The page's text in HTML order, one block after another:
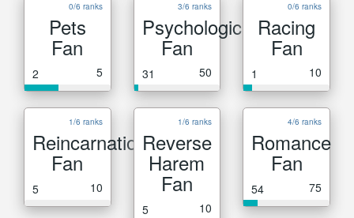
0/6 ranks
Pets
Fan
2 5
3/6 ranks
Psychological
Fan
31 50
0/6 ranks
Racing
Fan
1 10
1/6 ranks
Reincarnation
Fan
5 10
1/6 ranks
Reverse
Harem
Fan
5 10
4/6 ranks
Romance
Fan
54 75